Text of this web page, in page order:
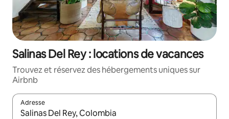
Salinas Del Rey : locations de vacances
Trouvez et réservez des hébergements uniques sur
Airbnb
Adresse
Lorsque les résultats s'affichent, utilisez les flèches vers le